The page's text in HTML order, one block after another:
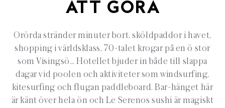
ATT GÖRA
Orörda stränder minuter bort, sköldpaddor i havet,
shopping i världsklass, 70-talet krogar på en ö stor
som Visingsö… Hotellet bjuder in både till slappa
dagar vid poolen och aktiviteter som windsurfing,
kitesurfing och flugan paddleboard. Bar-hänget här
är känt över hela ön och Le Serenos sushi är magiskt